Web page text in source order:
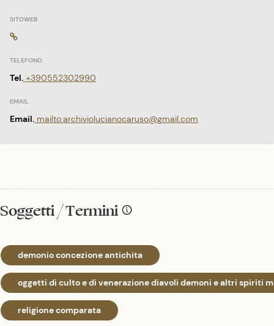
Tel. +390552302990
Email. mailto:archiviolucianocaruso@gmail.com
Soggetti / Termini
demonio concezione antichita
oggetti di culto e di venerazione diavoli demoni e altri spiriti
religione comparata